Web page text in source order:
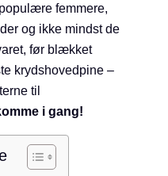
femmere,
og ikke mindst de
før blækket
krydshovedpine –
til
i gang!